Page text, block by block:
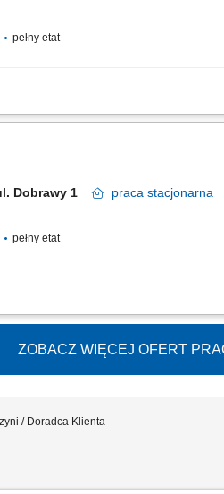
pełny etat
profesjonalnej obsługi. Realizacja celów
Dobrawy 1 praca stacjonarna
pełny etat
4 miesiące będziesz pracować na dziale
ZOBACZ WIĘCEJ OFERT
/ Doradca Klienta